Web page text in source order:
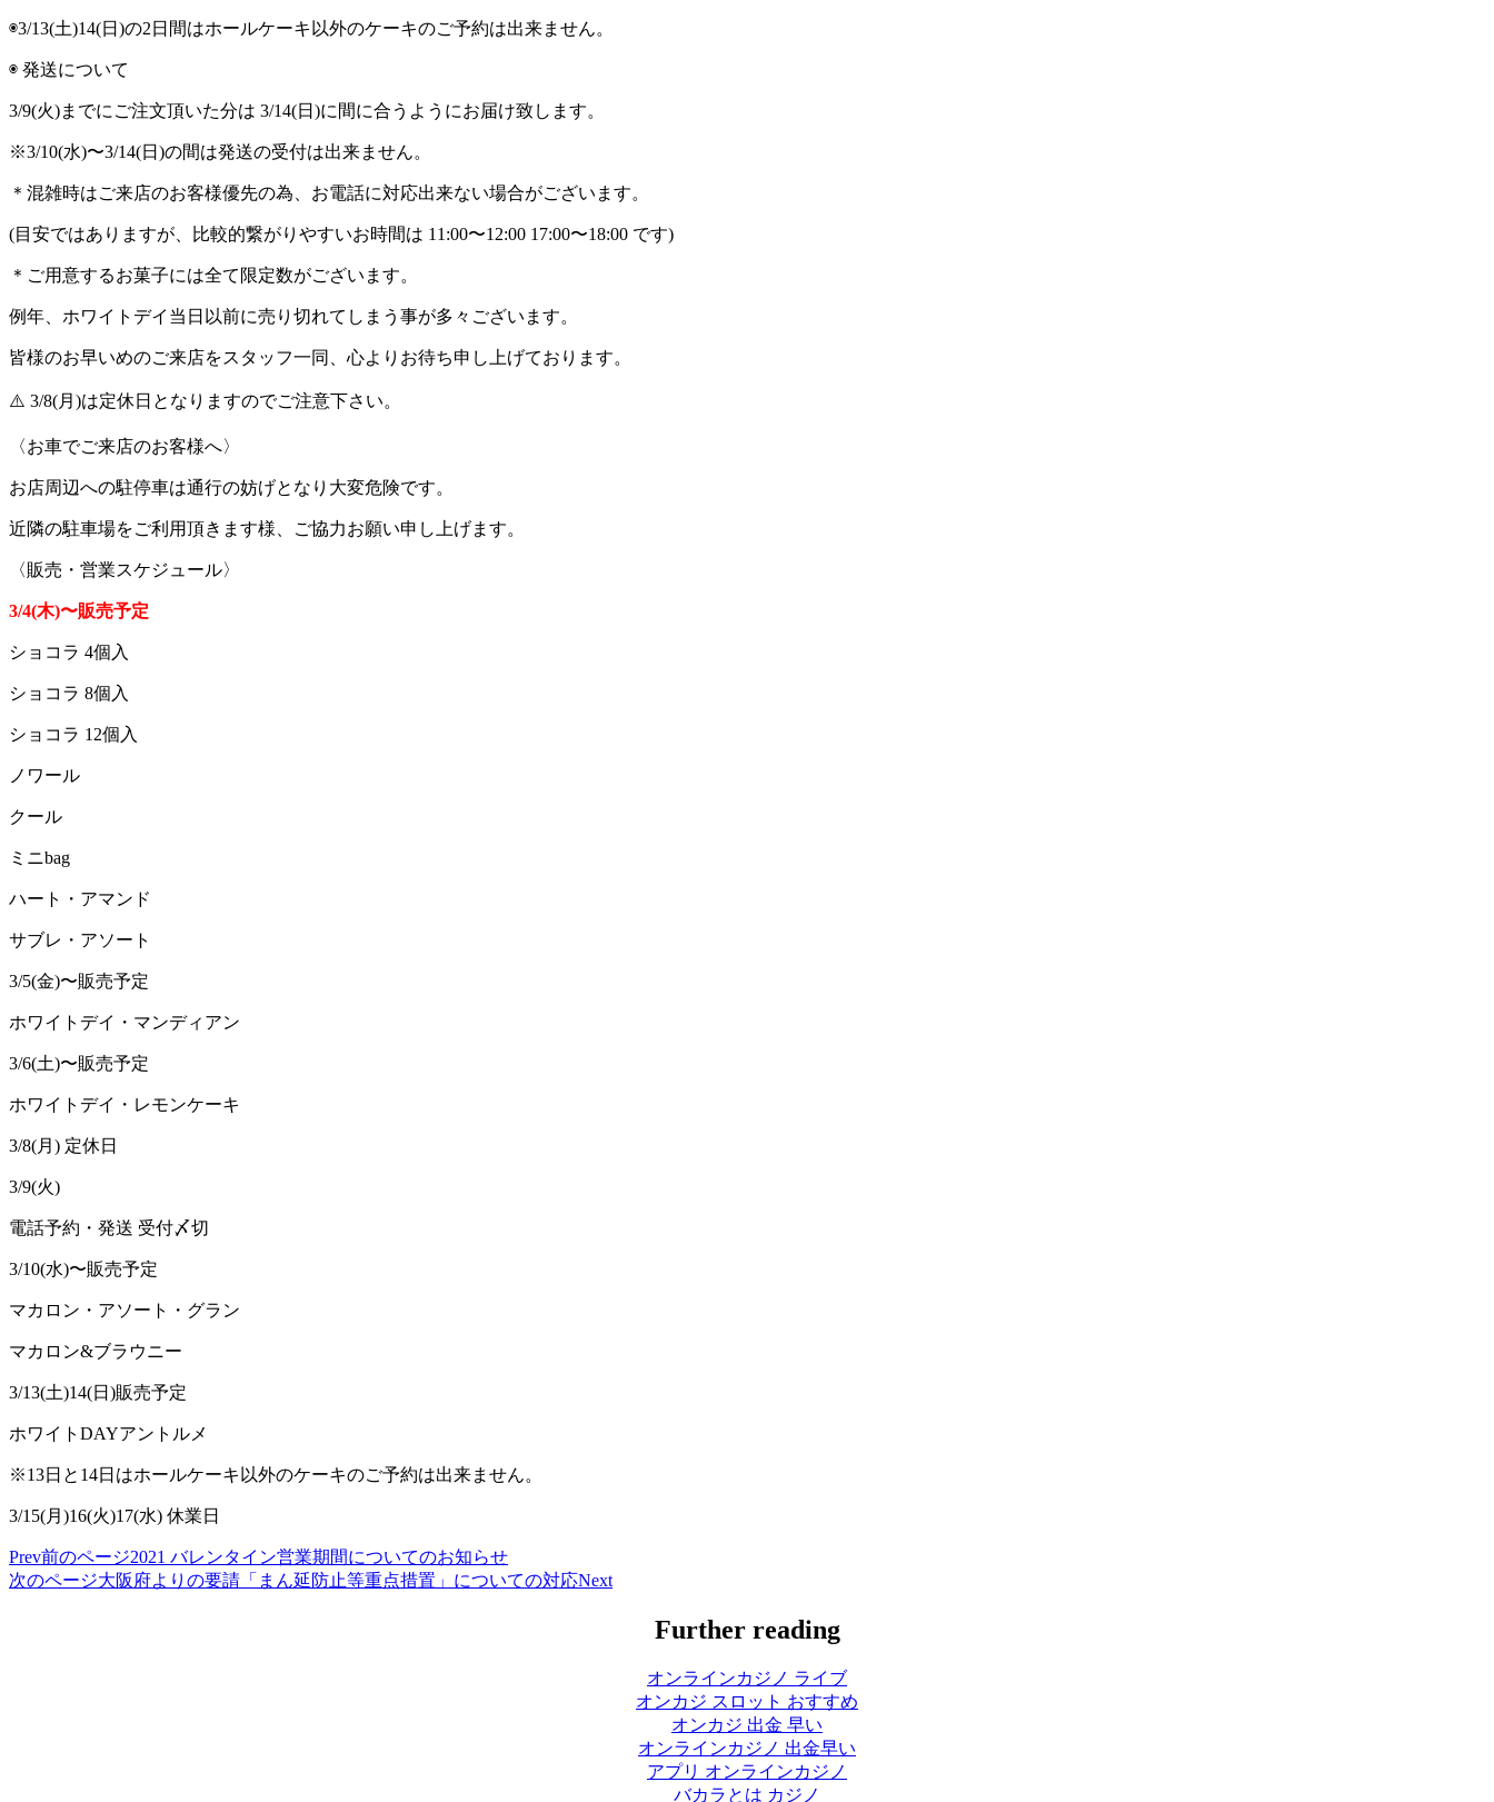
◉3/13(土)14(日 )の2 日間はホールケーキ以外のケーキのご予約は出来ません。
◉ 発送について
3/9(火)までにご注文頂いた分は 3/14(日 )に間に合うようにお届け致します。
※3/10(水)〜3/14(日 )の間は発送の受付は出来ません。
＊混雑時はご来店のお客様優先の為、お電話に対応出来ない場合がございます。
(目安ではありますが、比較的繋がりやすいお時間は 11:00〜12:00 17:00〜18:00 です)
＊ご用意するお菓子には全て限定数がございます。
例年、ホワイトデイ当日以前に売り切れてしまう事が多々ございます。
皆様のお早いめのご来店をスタッフ一同、心よりお待ち申し上げております。
⚠️ 3/8(月 )は定休日となりますのでご注意下さい。
〈お車でご来店のお客様へ〉
お店周辺への駐停車は通行の妨げとなり大変危険です。
近隣の駐車場をご利用頂きます様、ご協力お願い申し上げます。
〈販売・営業スケジュール〉
3/4(木)〜販売予定
ショコラ 4個入
ショコラ 8個入
ショコラ 12個入
ノワール
クール
ミニbag
ハート・アマンド
サブレ・アソート
3/5(金)〜販売予定
ホワイトデイ・マンディアン
3/6(土)〜販売予定
ホワイトデイ・レモンケーキ
3/8(月 ) 定休日
3/9(火)
電話予約・発送 受付〆切
3/10(水)〜販売予定
マカロン・アソート・グラン
マカロン&ブラウニー
3/13(土)14(日 )販売予定
ホワイト DAYアントルメ
※13日と 14日はホールケーキ以外のケーキのご予約は出来ません。
3/15(月 )16(火)17(水) 休業日
Prev前のページ2021 バレンタイン営業期間についてのお知らせ
次のページ大阪府よりの要請「まん延防止等重点措置」についての対応Next
Further reading
オンラインカジノ ライブ
オンカジ スロット おすすめ
オンカジ 出金 早い
オンラインカジノ 出金早い
アプリ オンラインカジノ
バカラとは カジノ